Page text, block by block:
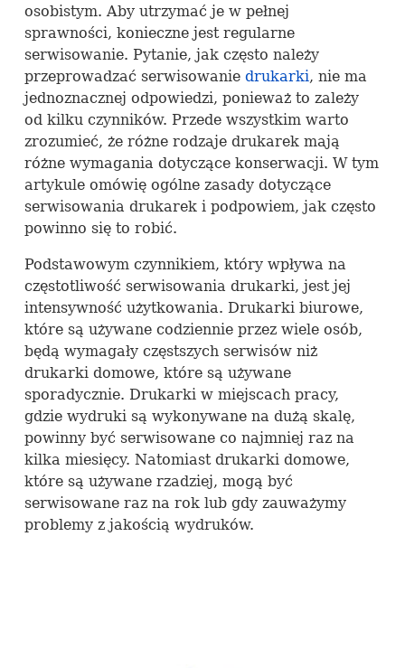
osobistym. Aby utrzymać je w pełnej
sprawności, konieczne jest regularne
serwisowanie. Pytanie, jak często należy
przeprowadzać serwisowanie drukarki, nie ma
jednoznacznej odpowiedzi, ponieważ to zależy
od kilku czynników. Przede wszystkim warto
zrozumieć, że różne rodzaje drukarek mają
różne wymagania dotyczące konserwacji. W tym
artykule omówię ogólne zasady dotyczące
serwisowania drukarek i podpowiem, jak często
powinno się to robić.
Podstawowym czynnikiem, który wpływa na
częstotliwość serwisowania drukarki, jest jej
intensywność użytkowania. Drukarki biurowe,
które są używane codziennie przez wiele osób,
będą wymagały częstszych serwisów niż
drukarki domowe, które są używane
sporadycznie. Drukarki w miejscach pracy,
gdzie wydruki są wykonywane na dużą skalę,
powinny być serwisowane co najmniej raz na
kilka miesięcy. Natomiast drukarki domowe,
które są używane rzadziej, mogą być
serwisowane raz na rok lub gdy zauważymy
problemy z jakością wydruków.